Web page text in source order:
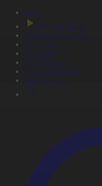
Басты
Тікелей эфир
Бағдарлама кестесі
Жаңалықтар
Жобалар
Телехикаялар
Мультсериалдар
Видеоархив